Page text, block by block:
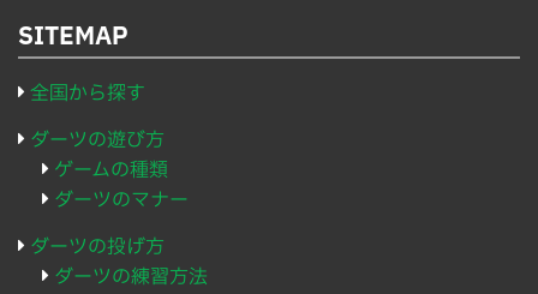
SITEMAP
全国から探す
ダーツの遊び方
ゲームの種類
ダーツのマナー
ダーツの投げ方
ダーツの練習方法